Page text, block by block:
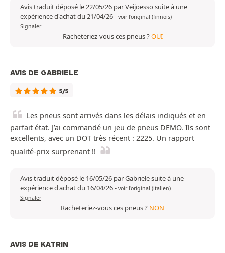
Avis traduit déposé le 22/05/26 par Veijoesso suite à une
expérience d'achat du 21/04/26- voir l'original (finnois)
Signaler
Racheteriez-vous ces pneus ?OUI
AVIS DE GABRIELE
5/5
Les pneus sont arrivés dans les délais indiqués et en
parfait état. J’ai commandé un jeu de pneus DEMO. Ils sont
excellents, avec un DOT très récent : 2225. Un rapport
qualité-prix surprenant !!
Avis traduit déposé le 16/05/26 par Gabriele suite à une
expérience d'achat du 16/04/26- voir l'original (italien)
Signaler
Racheteriez-vous ces pneus ? NON
AVIS DE KATRIN